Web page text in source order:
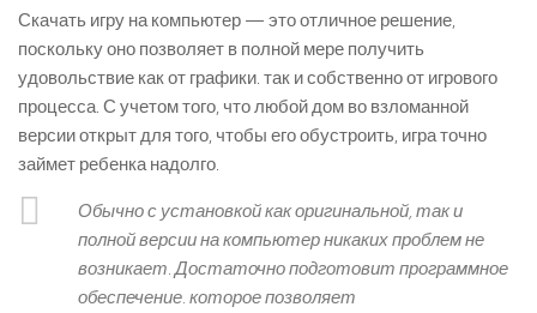
Скачать игру на компьютер — это отличное решение,
поскольку оно позволяет в полной мере получить
удовольствие как от графики. так и собственно от игрового
процесса. С учетом того, что любой дом во взломанной
версии открыт для того, чтобы его обустроить, игра точно
займет ребенка надолго.
Обычно с установкой как оригинальной, так и
полной версии на компьютер никаких проблем не
возникает. Достаточно подготовит программное
обеспечение. которое позволяет